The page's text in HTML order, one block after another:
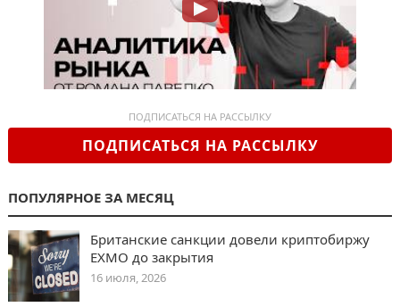
ПОДПИСАТЬСЯ НА РАССЫЛКУ
ПОДПИСАТЬСЯ НА РАССЫЛКУ
ПОПУЛЯРНОЕ ЗА МЕСЯЦ
Британские санкции довели криптобиржу
EXMO до закрытия
16 июля, 2026